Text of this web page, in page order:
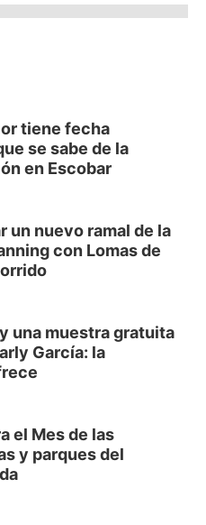
tiene fecha
se sabe de la
en Escobar
un nuevo ramal de la
con Lomas de
una muestra gratuita
García: la
el Mes de las
y parques del